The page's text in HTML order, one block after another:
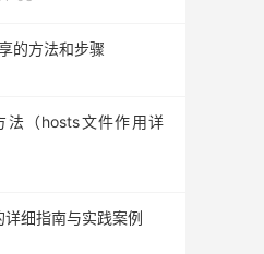
的方法和步骤
法（hosts文件作用详
细指南与实践案例